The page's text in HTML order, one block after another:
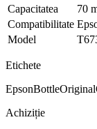
Capacitatea
70
Compatibilitate
Model
Etichete
EpsonBottleOriginal
Achiziție